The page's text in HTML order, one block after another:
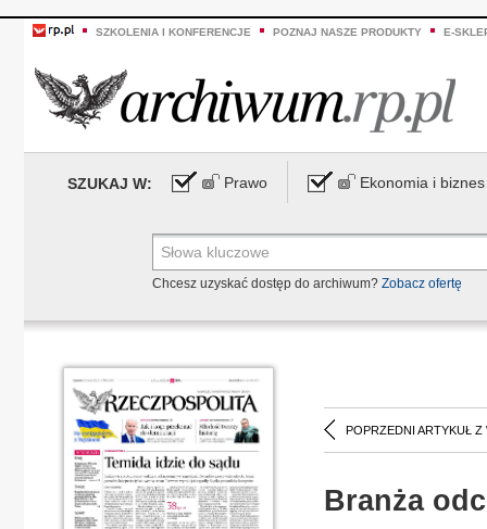
SZKOLENIA I KONFERENCJE POZNAJ NASZE PRODUKTY E-
SZUKAJ W: Prawo Ekonomia i biznes
Chcesz uzyskać dostęp do archiwum? Zobacz ofertę
POPRZEDNI ARTYKUŁ Z
Branża